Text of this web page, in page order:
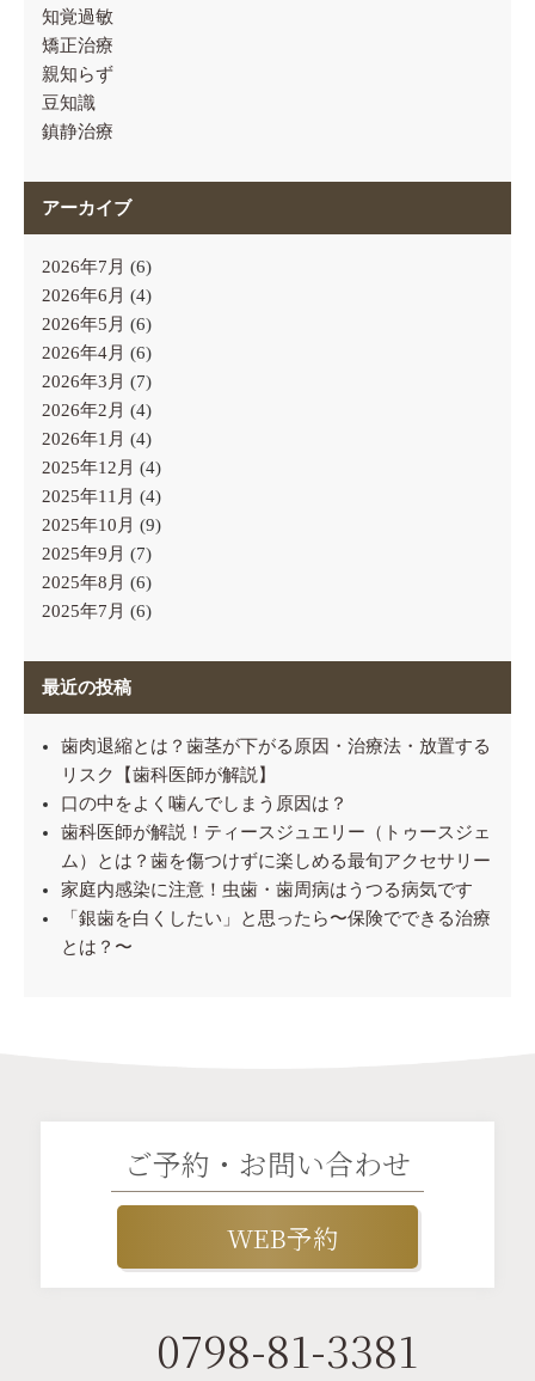
知覚過敏
矯正治療
親知らず
豆知識
鎮静治療
アーカイブ
2026年7月 (6)
2026年6月 (4)
2026年5月 (6)
2026年4月 (6)
2026年3月 (7)
2026年2月 (4)
2026年1月 (4)
2025年12月 (4)
2025年11月 (4)
2025年10月 (9)
2025年9月 (7)
2025年8月 (6)
2025年7月 (6)
最近の投稿
歯肉退縮とは？歯茎が下がる原因・治療法・放置する
リスク【歯科医師が解説】
口の中をよく噛んでしまう原因は？
歯科医師が解説！ティースジュエリー（トゥースジェ
ム）とは？歯を傷つけずに楽しめる最旬アクセサリー
家庭内感染に注意！虫歯・歯周病はうつる病気です
「銀歯を白くしたい」と思ったら〜保険でできる治療
とは？〜
ご予約・お問い合わせ
WEB予約
0798-81-3381